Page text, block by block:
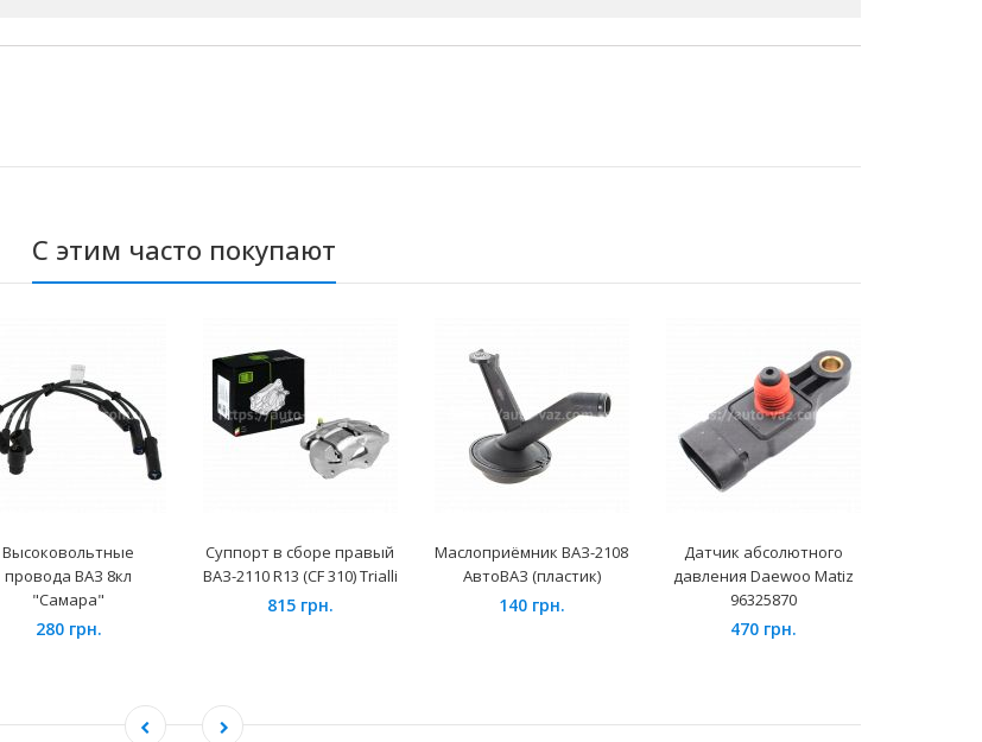
С этим часто покупают
Высоковольтные
провода ВАЗ 8кл
"Самара"
280 грн.
Суппорт в сборе правый
ВАЗ-2110 R13 (CF 310) Trialli
815 грн.
Маслоприёмник ВАЗ-2108
АвтоВАЗ (пластик)
140 грн.
Датчик абсолютного
давления Daewoo Matiz
96325870
470 грн.